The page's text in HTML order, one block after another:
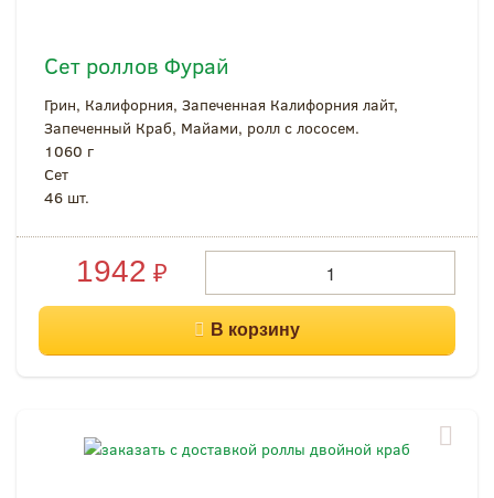
Сет роллов Фурай
Грин, Калифорния, Запеченная Калифорния лайт,
Запеченный Краб, Майами, ролл с лососем.
1060 г
Cет
46 шт.
1942 ₽